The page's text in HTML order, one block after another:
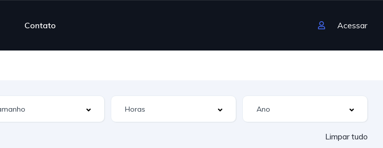
Contato Acessar
Limpar tudo